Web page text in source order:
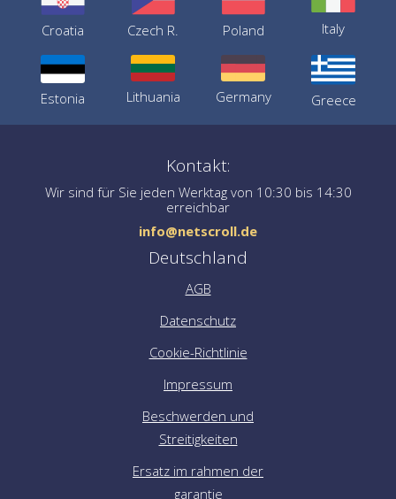
Croatia Czech R. Poland Italy
Estonia Lithuania Germany Greece
Kontakt:
Wir sind für Sie jeden Werktag von 10:30 bis 14:30
erreichbar
info@netscroll.de
Deutschland
AGB
Datenschutz
Cookie-Richtlinie
Impressum
Beschwerden und
Streitigkeiten
Ersatz im rahmen der
garantie